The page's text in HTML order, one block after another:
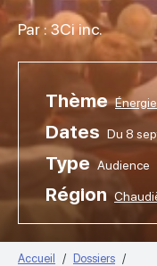
Par : 3Ci inc.
Thème
Dates Du 8
Type Audience
Région
Accueil
Dossiers